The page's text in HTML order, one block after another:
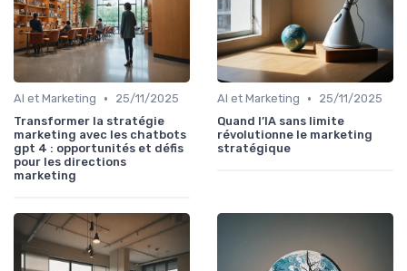
AI et Marketing •
25/11/2025
Transformer la stratégie
marketing avec les chatbots
gpt 4 : opportunités et défis
pour les directions
marketing
AI et Marketing •
25/11/2025
Quand l’IA sans limite
révolutionne le marketing
stratégique